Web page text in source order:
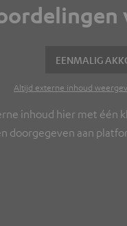
EENMALIG
Altijd externe inhoud
inhoud hier met één
aan